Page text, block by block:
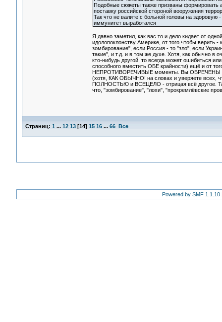
Подобные сюжеты также призваны формировать
поставку российской стороной вооружения
Так что не валите с больной головы на
иммунитет выработался
Я давно заметил, как вас то и дело кидает от
идолопоклонству Америке, от того чтобы верить
зомбирование", если Россия - то "зло", если
такие", и т.д. и в том же духе. Хотя, как обычно в
кто-нибудь другой, то всегда может ошибиться
способного вместить ОБЕ крайности) ещё и от
НЕПРОТИВОРЕЧИВЫЕ моменты. Вы ОБРЕЧЕНЫ
(хотя, КАК ОБЫЧНО! на словах и уверяете всех,
ПОЛНОСТЬЮ и ВСЕЦЕЛО - отрицая всё другое.
что, "зомбирование", "лохи", "прокремлёвские
Страниц: 1 ... 12 13[14] 15 16 ... 66 Все
Powered by SMF 1.1.10